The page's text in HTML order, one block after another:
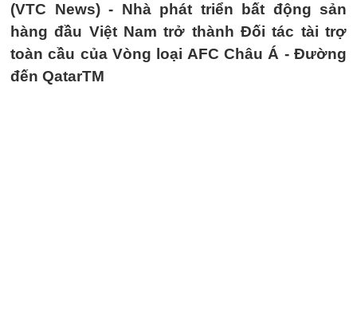
(VTC News) - Nhà phát triển bất động sản
hàng đầu Việt Nam trở thành Đối tác tài trợ
toàn cầu của Vòng loại AFC Châu Á - Đường
đến QatarTM